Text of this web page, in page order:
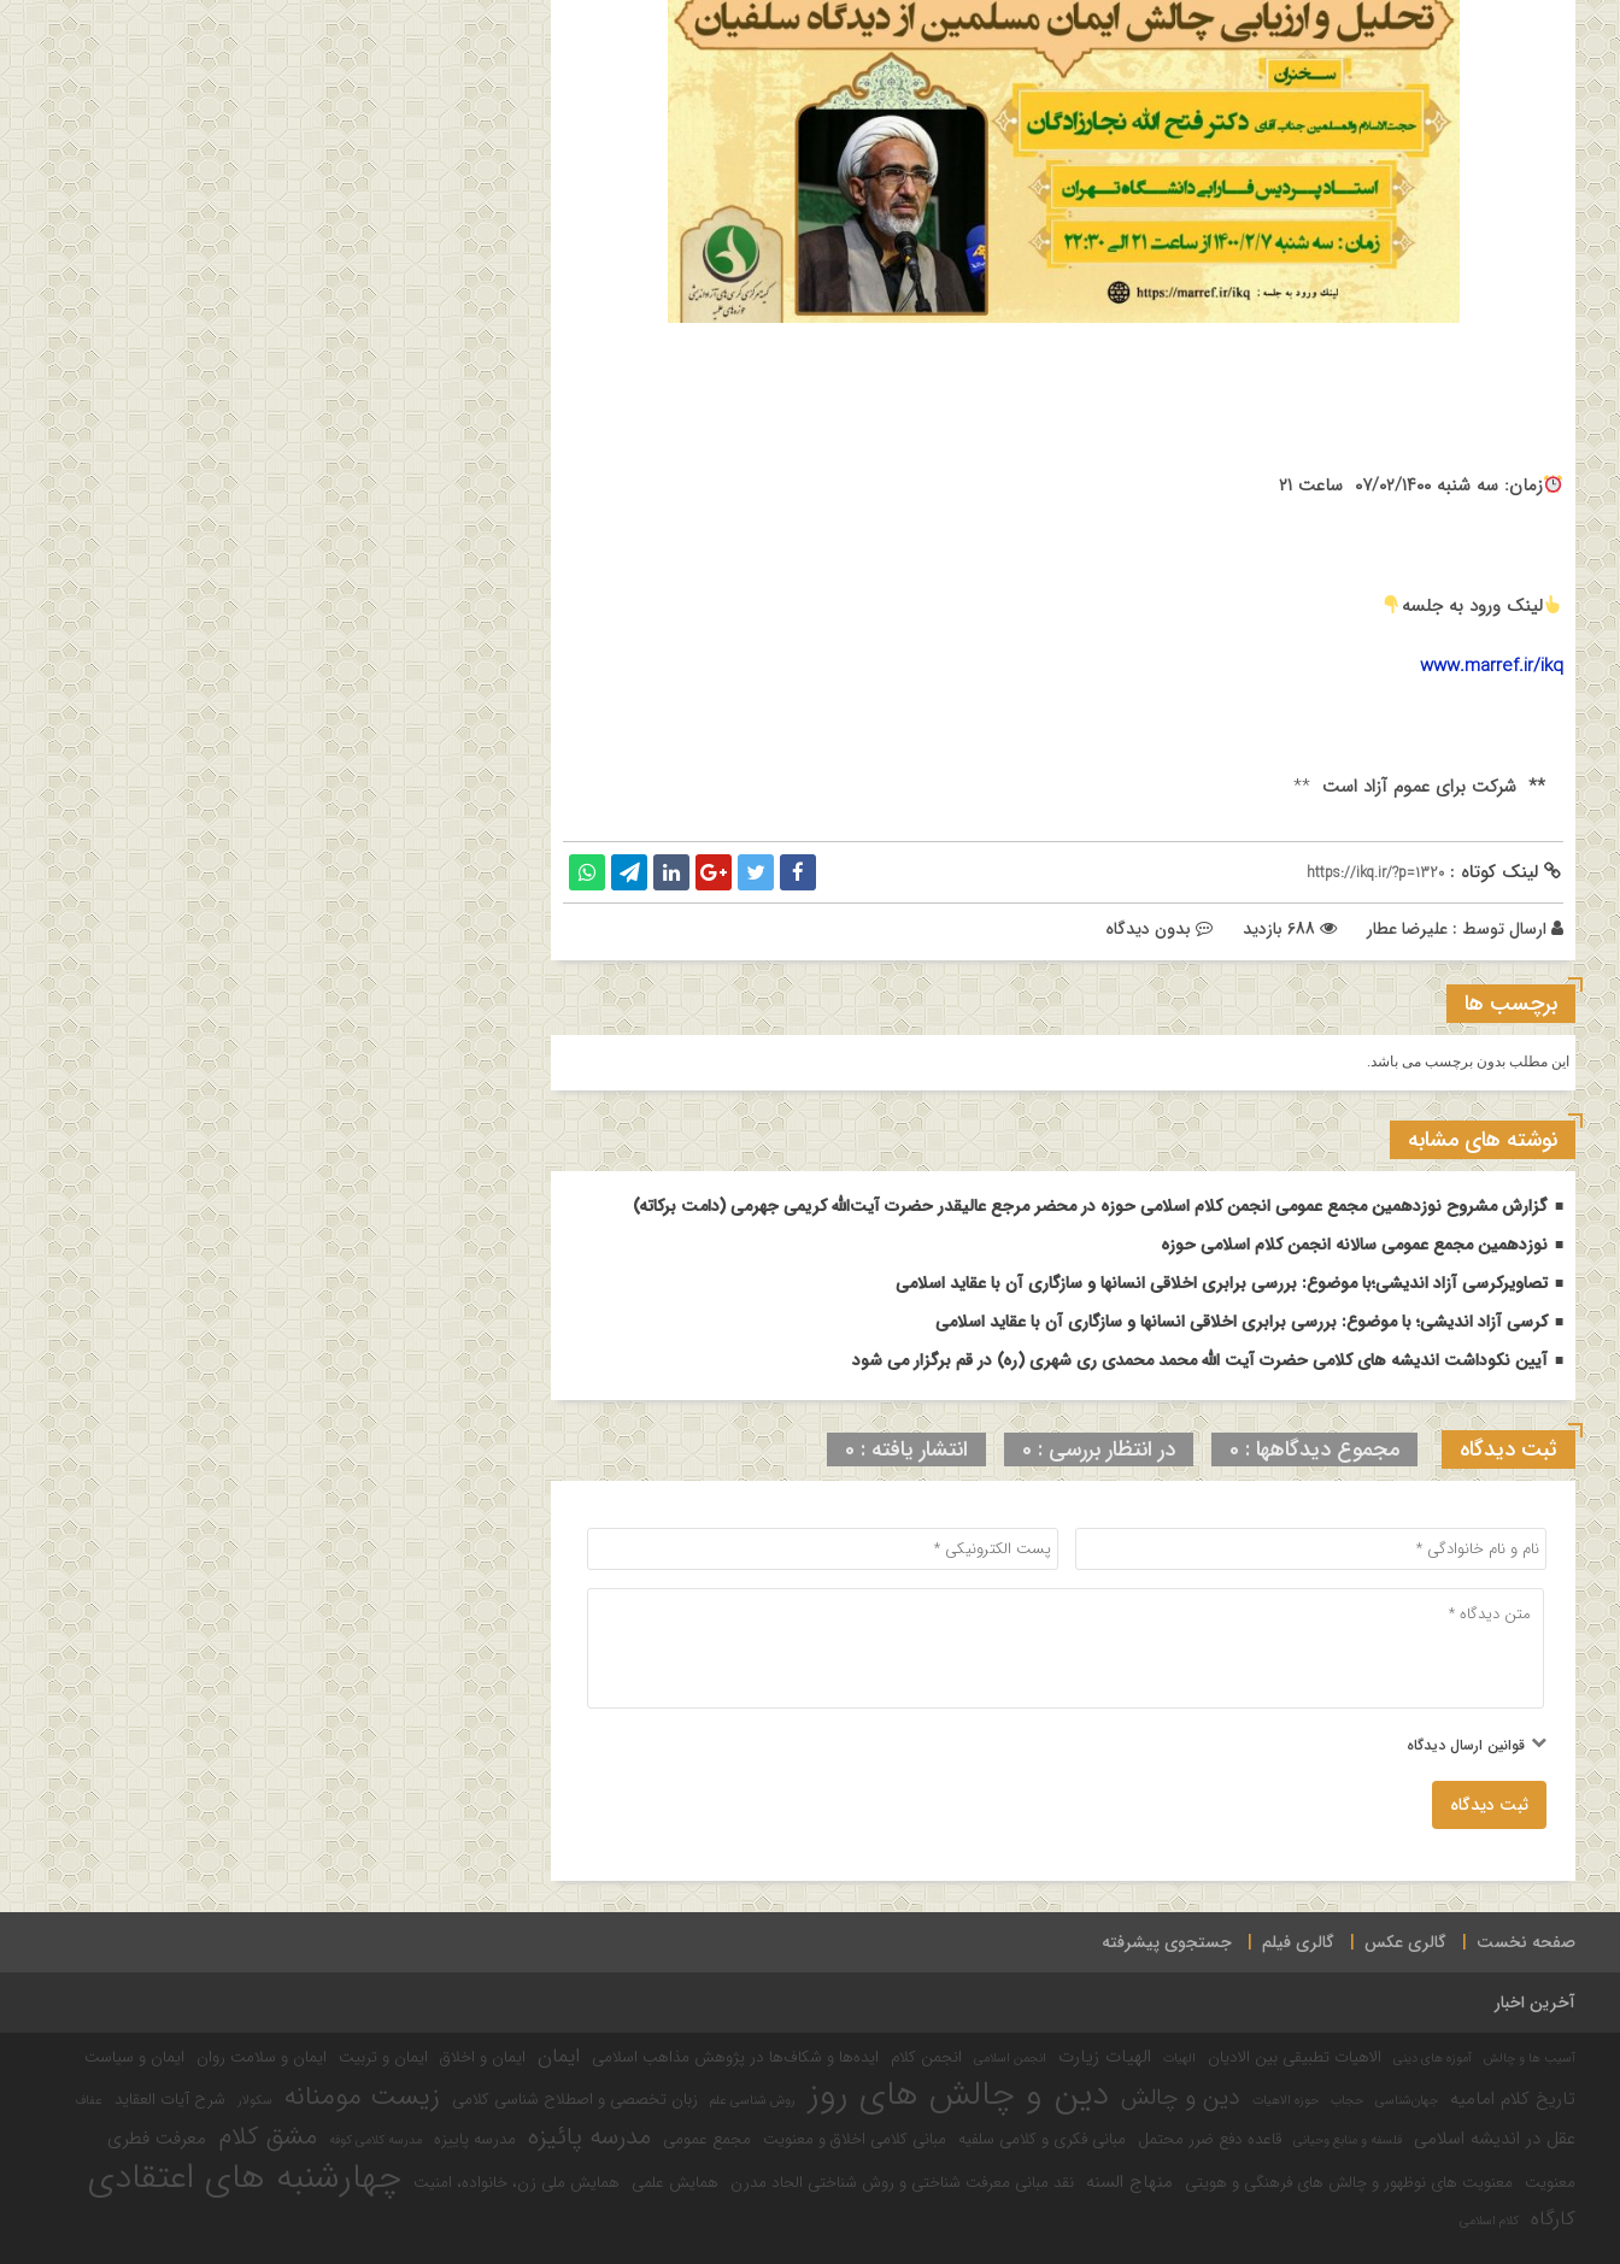
زمان: سه شنبه ۰۷/۰۲/۱۴۰۰ ساعت ۲۱
لینک ورود به جلسه
www.marref.ir/ikq
** شرکت برای عموم آزاد است **
لینک کوتاه : https://ikq.ir/?p=1320
ارسال توسط : علیرضا عطار بدون دیدگاه
برچسب ها
این مطلب بدون برچسب می باشد.
نوشته های مشابه
گزارش مشروح نوزدهمین مجمع عمومی انجمن کلام اسلامی حوزه در محضر مرجع عالیقدر حضرت آیت‌الله کریمی جهرمی (دامت برکاته)
نوزدهمین مجمع عمومی سالانه انجمن کلام اسلامی حوزه
تصاویرکرسی آزاد اندیشی؛با موضوع: بررسی برابری اخلاقی انسانها و سازگاری آن با عقاید اسلامی
کرسی آزاد اندیشی؛ با موضوع: بررسی برابری اخلاقی انسانها و سازگاری آن با عقاید اسلامی
آیین نکوداشت اندیشه های کلامی حضرت آیت الله محمد محمدی ری شهری (ره) در قم برگزار می شود
ثبت دیدگاه مجموع دیدگاهها : 0 در انتظار بررسی : 0 انتشار یافته : 0
قوانین ارسال دیدگاه
ثبت دیدگاه
صفحه نخست گالری عکس گالری فیلم جستجوی پیشرفته
آخرین اخبار
آسیب ها و چالش آموزه های دینی الاهیات تطبیقی بین الادیان الهیات الهیات زیارت انجمن اسلامی انجمن کلام ایده‌ها و شکاف‌ها در پژوهش مذاهب اسلامی ایمان ایمان و اخلاق ایمان و تربیت ایمان و سلامت روان ایمان و سیاست
تاریخ کلام امامیه جهان‌شناسی حجاب حوزه الاهیات دین و چالش دین و چالش های روز روش شناسی علم زبان تخصصی و اصطلاح شناسی کلامی زیست مومنانه سکولار شرح آیات العقاید عفاف
عقل در اندیشه اسلامی فلسفه و منابع وحیانی قاعده دفع ضرر محتمل مبانی فکری و کلامی سلفیه مبانی کلامی اخلاق و معنویت مجمع عمومی مدرسه پائیزه مدرسه پاییزه مدرسه کلامی کوفه مشق کلام معرفت فطری
معنویت معنویت های نوظهور و چالش های فرهنگی و هویتی منهاج السنه نقد مبانی معرفت شناختی و روش شناختی الحاد مدرن همایش علمی همایش ملی زن، خانواده، امنیت چهارشنبه های اعتقادی
کارگاه کلام اسلامی